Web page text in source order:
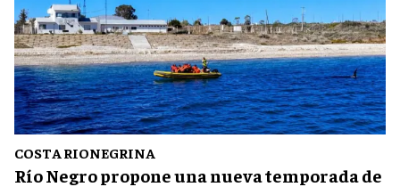
COSTA RIONEGRINA
Río Negro propone una nueva temporada de